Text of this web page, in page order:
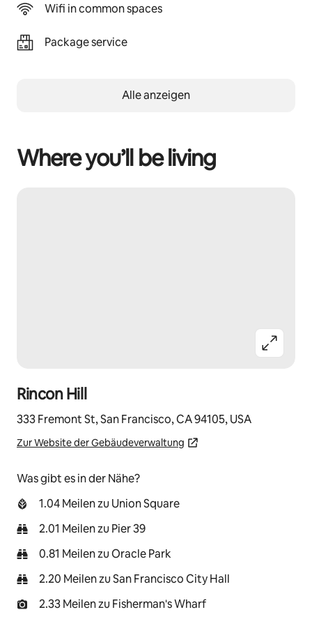
Wifi in common spaces
Package service
Alle anzeigen
Where you’ll be living
Rincon Hill
333 Fremont St, San Francisco, CA 94105, USA
Zur Website der Gebäudeverwaltung
Was gibt es in der Nähe?
1.04 Meilen zu Union Square
2.01 Meilen zu Pier 39
0.81 Meilen zu Oracle Park
2.20 Meilen zu San Francisco City Hall
2.33 Meilen zu Fisherman's Wharf